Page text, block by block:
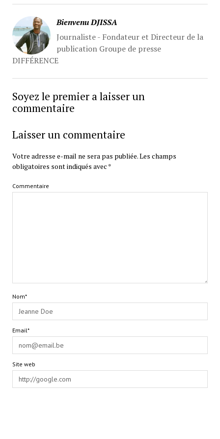
Bienvenu DJISSA
Journaliste - Fondateur et Directeur de la
publication Groupe de presse
DIFFÉRENCE
Soyez le premier a laisser un
commentaire
Laisser un commentaire
Votre adresse e-mail ne sera pas publiée.Les champs
obligatoires sont indiqués avec *
Commentaire
Nom*
Email*
Site web